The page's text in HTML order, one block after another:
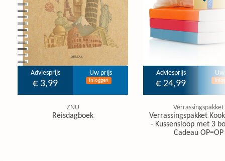
Adviesprijs
€ 3,99
Uw prijs
Inloggen
ZNU
Reisdagboek
Adviesprijs
€ 24,99
Verrassingspakket
Verrassingspakket
- Kussensloop met 3
Cadeau OP=OP